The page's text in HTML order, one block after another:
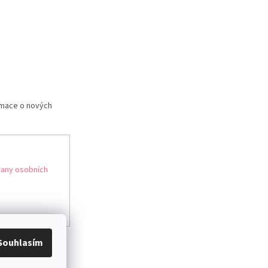
o nových
osobních